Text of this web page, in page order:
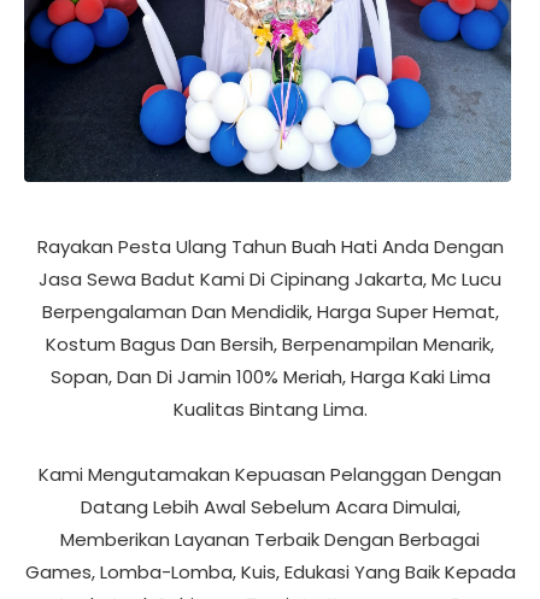
Rayakan Pesta Ulang Tahun Buah Hati Anda Dengan
Jasa Sewa Badut Kami Di Cipinang Jakarta, Mc Lucu
Berpengalaman Dan Mendidik, Harga Super Hemat,
Kostum Bagus Dan Bersih, Berpenampilan Menarik,
Sopan, Dan Di Jamin 100% Meriah, Harga Kaki Lima
Kualitas Bintang Lima.
Kami Mengutamakan Kepuasan Pelanggan Dengan
Datang Lebih Awal Sebelum Acara Dimulai,
Memberikan Layanan Terbaik Dengan Berbagai
Games, Lomba-Lomba, Kuis, Edukasi Yang Baik Kepada